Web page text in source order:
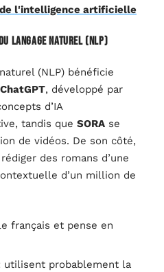
l'intelligence artificielle
langage naturel (NLP)
(NLP) bénéficie
ChatGPT, développé par
d’IA
tandis que SORA se
de vidéos. De son côté,
des romans d’une
d’un million de
français et pense en
utilisent probablement la